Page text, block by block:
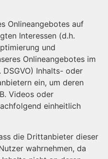
Onlineangebotes auf
Interessen (d.h.
und
Onlineangebotes im
Inhalts- oder
ein, um deren
Videos oder
einheitlich
die Drittanbieter dieser
wahrnehmen, da